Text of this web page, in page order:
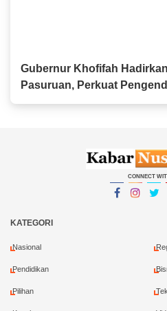
Gubernur Khofifah
Pasuruan, Perkuat
Beli Masyarakat
CONNECT
KATEGORI
Nasional
Pendidikan
Pilihan